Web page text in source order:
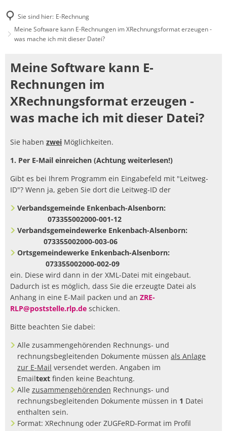
Sie sind hier: E-Rechnung
Meine Software kann E-Rechnungen im XRechnungsformat erzeugen -
was mache ich mit dieser Datei?
Meine
Software
kann
im
XRechnungsformat
erzeugen
was
mache
ich
dieser
Datei?
Meine Software kann E-
Rechnungen im
XRechnungsformat erzeugen -
was mache ich mit dieser Datei?
Sie haben zwei Möglichkeiten.
1. Per E-Mail einreichen (Achtung weiterlesen!)
Gibt es bei Ihrem Programm ein Eingabefeld mit "Leitweg-
ID"? Wenn ja, geben Sie dort die Leitweg-ID der
Verbandsgemeinde Enkenbach-Alsenborn:
073355002000-001-12
Verbandsgemeindewerke Enkenbach-Alsenborn:
073355002000-003-06
Ortsgemeindewerke Enkenbach-Alsenborn:
073355002000-002-09
ein. Diese wird dann in der XML-Datei mit eingebaut.
Dadurch ist es möglich, dass Sie die erzeugte Datei als
Anhang in eine E-Mail packen und an ZRE-
RLP@poststelle.rlp.de schicken.
Bitte beachten Sie dabei:
Alle zusammengehörenden Rechnungs- und
rechnungsbegleitenden Dokumente müssen als Anlage
zur E-Mail versendet werden. Angaben im
Emailtext finden keine Beachtung.
Alle zusammengehörenden Rechnungs- und
rechnungsbegleitenden Dokumente müssen in 1 Datei
enthalten sein.
Format: XRechnung oder ZUGFeRD-Format im Profil